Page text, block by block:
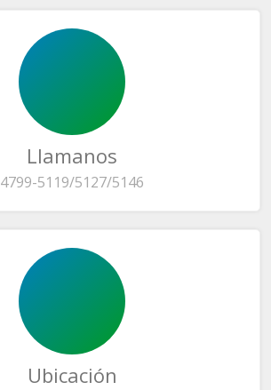
Llamanos
4799-5119/5127/5146
Ubicación